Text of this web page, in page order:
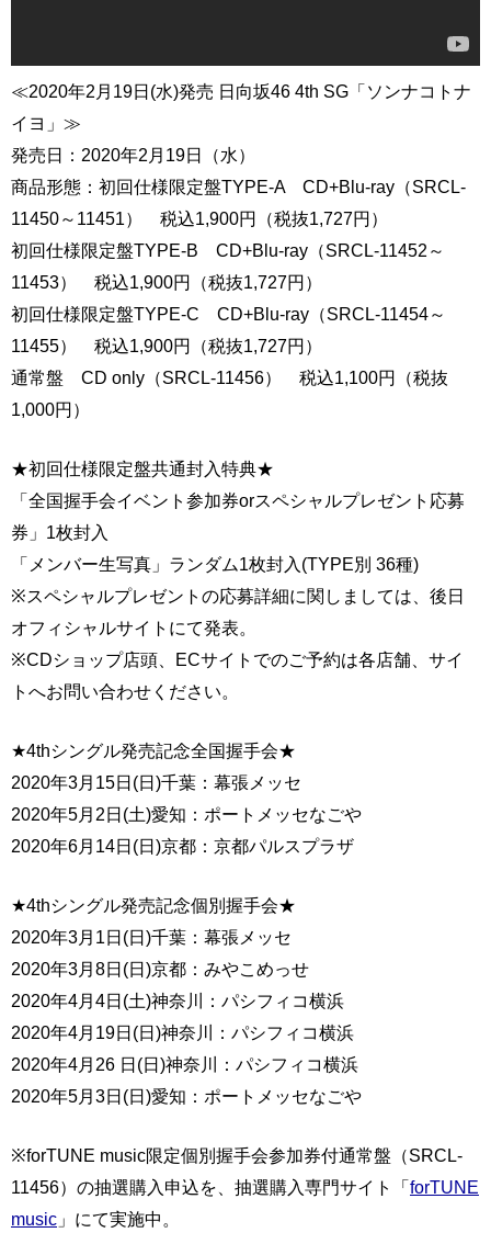
≪2020年2月19日(水)発売 日向坂46 4th SG「ソンナコトナ
イヨ」≫
発売日：2020年2月19日（水）
商品形態：初回仕様限定盤TYPE-A CD+Blu-ray（SRCL-
11450～11451） 税込1,900円（税抜1,727円）
初回仕様限定盤TYPE-B CD+Blu-ray（SRCL-11452～
11453） 税込1,900円（税抜1,727円）
初回仕様限定盤TYPE-C CD+Blu-ray（SRCL-11454～
11455） 税込1,900円（税抜1,727円）
通常盤 CD only（SRCL-11456） 税込1,100円（税抜
1,000円）
★初回仕様限定盤共通封入特典★
「全国握手会イベント参加券orスペシャルプレゼント応募
券」1枚封入
「メンバー生写真」ランダム1枚封入(TYPE別 36種)
※スペシャルプレゼントの応募詳細に関しましては、後日
オフィシャルサイトにて発表。
※CDショップ店頭、ECサイトでのご予約は各店舗、サイ
トへお問い合わせください。
★4thシングル発売記念全国握手会★
2020年3月15日(日)千葉：幕張メッセ
2020年5月2日(土)愛知：ポートメッセなごや
2020年6月14日(日)京都：京都パルスプラザ
★4thシングル発売記念個別握手会★
2020年3月1日(日)千葉：幕張メッセ
2020年3月8日(日)京都：みやこめっせ
2020年4月4日(土)神奈川：パシフィコ横浜
2020年4月19日(日)神奈川：パシフィコ横浜
2020年4月26 日(日)神奈川：パシフィコ横浜
2020年5月3日(日)愛知：ポートメッセなごや
※forTUNE music限定個別握手会参加券付通常盤（SRCL-
11456）の抽選購入申込を、抽選購入専門サイト「forTUNE
music 」にて実施中。